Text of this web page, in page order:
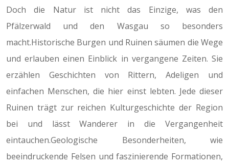
Doch die Natur ist nicht das Einzige, was den
Pfälzerwald und den Wasgau so besonders
macht.Historische Burgen und Ruinen säumen die Wege
und erlauben einen Einblick in vergangene Zeiten. Sie
erzählen Geschichten von Rittern, Adeligen und
einfachen Menschen, die hier einst lebten. Jede dieser
Ruinen trägt zur reichen Kulturgeschichte der Region
bei und lässt Wanderer in die Vergangenheit
eintauchen.Geologische Besonderheiten, wie
beeindruckende Felsen und faszinierende Formationen,